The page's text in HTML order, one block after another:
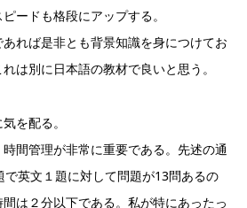
ードも格段にアップする。
れば是非とも背景知識を身につけてお
は別に日本語の教材で良いと思う。
を配る。
間管理が非常に重要である。先述の通
で英文１題に対して問題が13問あるの
は２分以下である。私が特にあったっ